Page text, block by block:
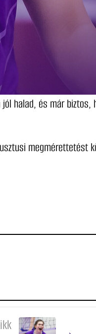
halad, és már biztos,
megmérettetést